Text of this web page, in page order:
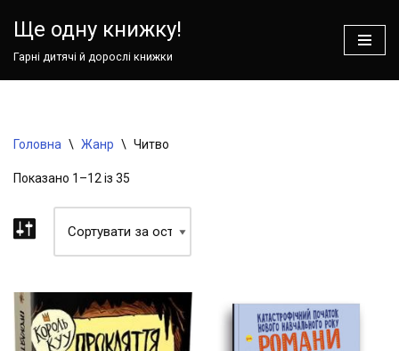
Ще одну книжку!
Гарні дитячі й дорослі книжки
Головна \ Жанр \ Читво
Показано 1–12 із 35